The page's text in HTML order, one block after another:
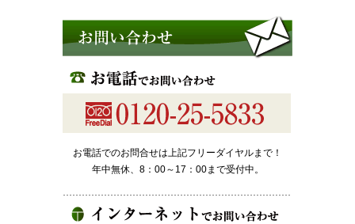
お電話でのお問合せは上記フリーダイヤルまで！
年中無休、8：00～17：00まで受付中。